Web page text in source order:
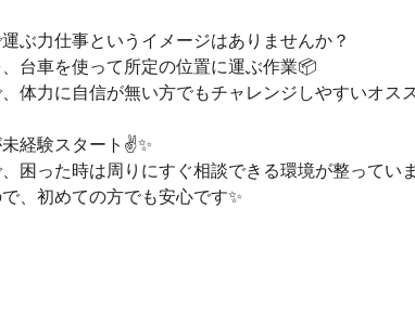
ぶ力仕事というイメージはありませんか？
台車を使って所定の位置に運ぶ作業📦
体力に自信が無い方でもチャレンジしやすいオス
経験スタート✌️✨
困った時は周りにすぐ相談できる環境が整ってい
、初めての方でも安心です✨